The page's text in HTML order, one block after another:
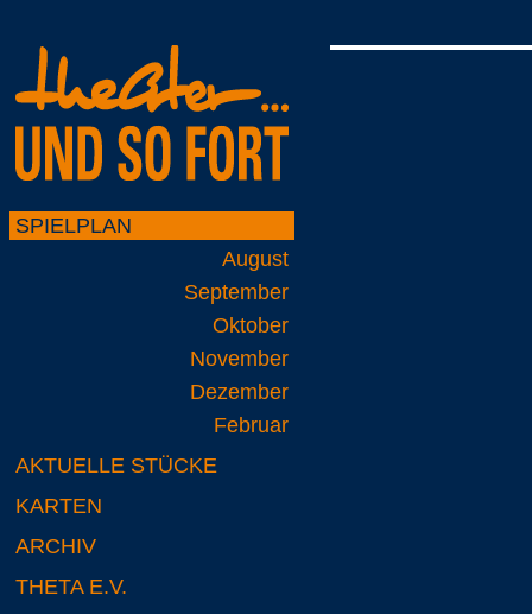
SPIELPLAN
August
September
Oktober
November
Dezember
Februar
AKTUELLE STÜCKE
KARTEN
ARCHIV
THETA E.V.